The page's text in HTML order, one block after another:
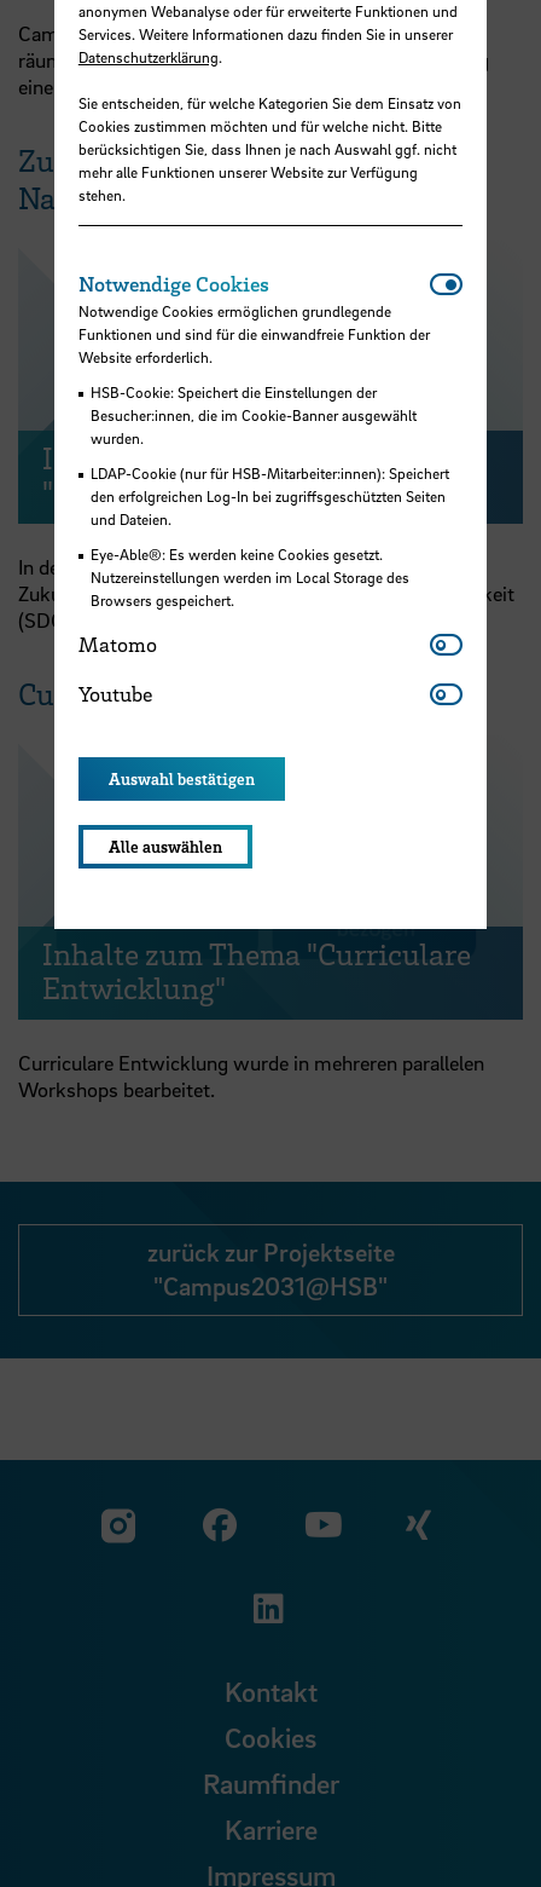
Campus Entwicklung wurde in zwei Workshops zur
räumlichen Nutzung des Campus und zur Entwicklung
einer gemeinsamen CampusKultur bearbeitet.
Zukunftskompetenzen und
Nachhaltigkeit
Inhalte zum Thema
"Nachhaltigkeit"
In den Workshops wurde aus dem Themenfeld der
Zukunftskompetenzen primär das Thema “Nachhaltigkeit
(SDGs)" bearbeitet.
Curriculare Entwicklung
Inhalte zum Thema "Curriculare
Entwicklung"
Curriculare Entwicklung wurde in mehreren parallelen
Workshops bearbeitet.
zurück zur Projektseite
"Campus2031@HSB"
Zu unserer Facebook
Zu
Zu unserer
Kontakt
Cookies
Raumfinder
Karriere
Impressum
anonymen Webanalyse oder für erweiterte Funktionen und
Services. Weitere Informationen dazu finden Sie in unserer
Datenschutzerklärung.
Sie entscheiden, für welche Kategorien Sie dem Einsatz von
Cookies zustimmen möchten und für welche nicht. Bitte
berücksichtigen Sie, dass Ihnen je nach Auswahl ggf. nicht
mehr alle Funktionen unserer Website zur Verfügung
stehen.
Notwendige Cookies
Notwendige Cookies ermöglichen grundlegende
Funktionen und sind für die einwandfreie Funktion der
Website erforderlich.
HSB-Cookie: Speichert die Einstellungen der
Besucher:innen, die im Cookie-Banner ausgewählt
wurden.
LDAP-Cookie (nur für HSB-Mitarbeiter:innen): Speichert
den erfolgreichen Log-In bei zugriffsgeschützten Seiten
und Dateien.
Eye-Able®: Es werden keine Cookies gesetzt.
Nutzereinstellungen werden im Local Storage des
Browsers gespeichert.
Matomo Matomo
Youtube Youtube
Auswahl bestätigen
Alle auswählen